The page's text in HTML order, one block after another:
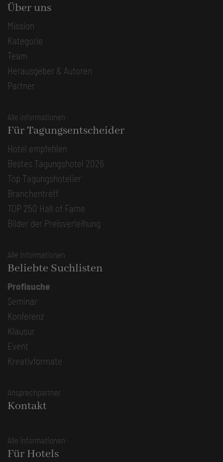
Über uns
Mission
Kategorie
Team
Herausgeber & Autoren
Partner
Alle Informationen
Für Tagungsentscheider
Hotel empfehlen
Bestes Tagungshotel 2026
Top Tagungshotelier
Branchentreff
TOP 250 Hall of Fame
Bilder der Preisverleihung
Alle Informationen
Beliebte Suchlisten
Profisuche
Seminar
Konferenz
Klausur
Event
Kreativformate
Ansprechpartner
Kontakt
Alle Informationen
Für Hotels